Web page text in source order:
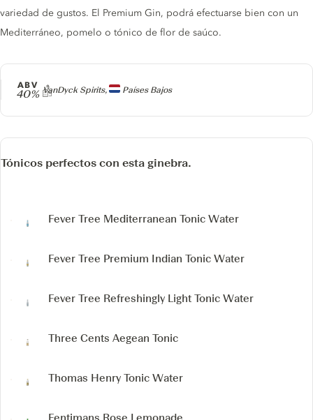
Producer
VanDyck Spirits, Países Bajos
ABV
40%
variedad de gustos. El Premium Gin, podrá efectuarse bien con un
Mediterráneo, pomelo o tónico de flor de saúco.
Tónicos perfectos con esta ginebra.
Fever Tree Mediterranean Tonic Water
Fever Tree Premium Indian Tonic Water
Fever Tree Refreshingly Light Tonic Water
Three Cents Aegean Tonic
Thomas Henry Tonic Water